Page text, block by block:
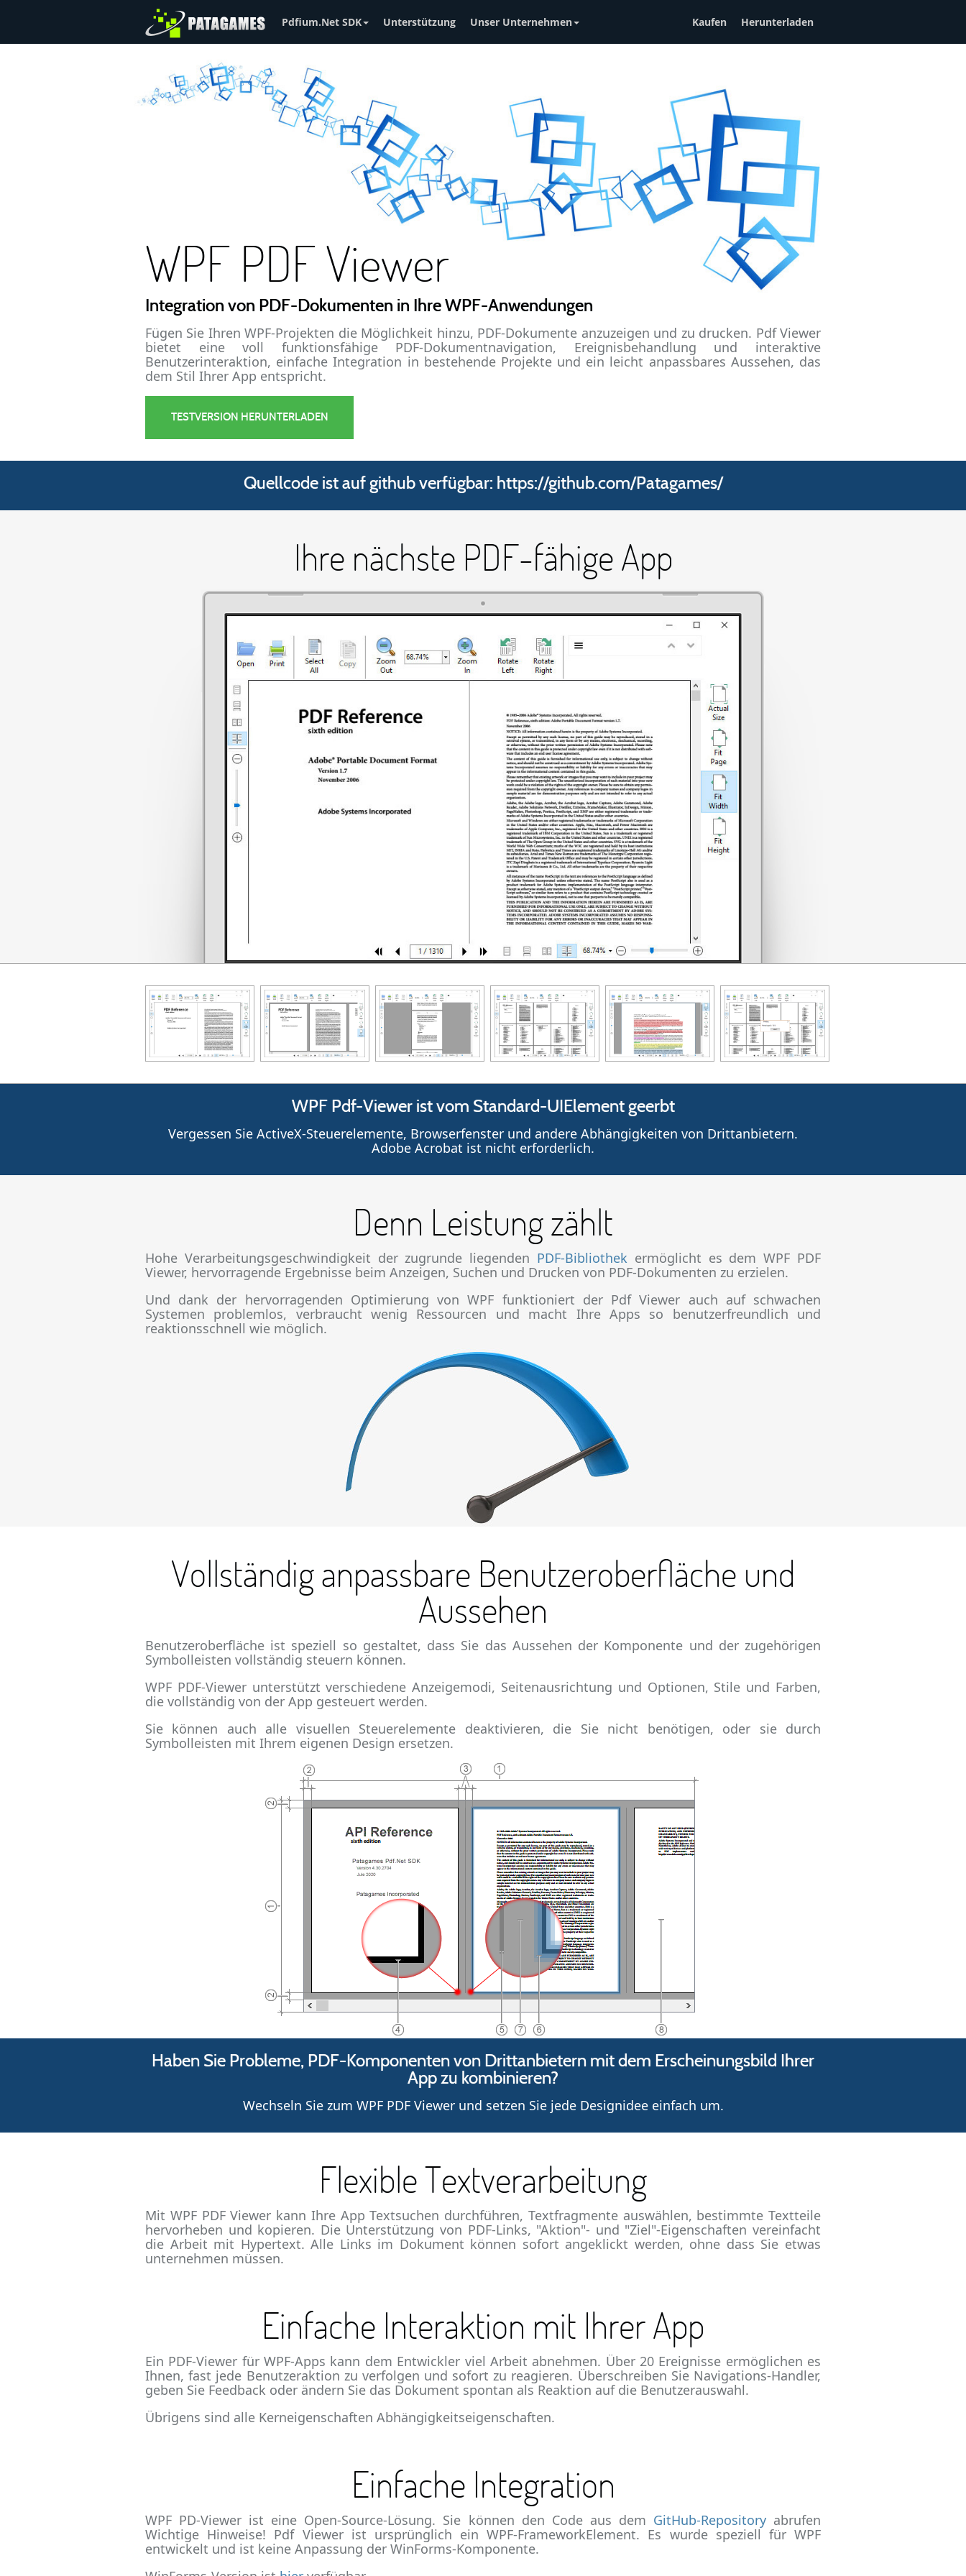
Pdfium.Net SDK Unterstützung Unser Unternehmen Kaufen Herunterladen
WPF PDF Viewer
Integration von PDF-Dokumenten in Ihre WPF-Anwendungen
Fügen Sie Ihren WPF-Projekten die Möglichkeit hinzu, PDF-Dokumente anzuzeigen und zu drucken. Pdf Viewer
bietet eine voll funktionsfähige PDF-Dokumentnavigation, Ereignisbehandlung und interaktive
Benutzerinteraktion, einfache Integration in bestehende Projekte und ein leicht anpassbares Aussehen, das
dem Stil Ihrer App entspricht.
TESTVERSION HERUNTERLADEN
Quellcode ist auf github verfügbar: https://github.com/Patagames/
Ihre nächste PDF-fähige App
WPF Pdf-Viewer ist vom Standard-UIElement geerbt
Vergessen Sie ActiveX-Steuerelemente, Browserfenster und andere Abhängigkeiten von Drittanbietern.
Adobe Acrobat ist nicht erforderlich.
Denn Leistung zählt
Hohe Verarbeitungsgeschwindigkeit der zugrunde liegenden PDF-Bibliothek ermöglicht es dem WPF PDF
Viewer, hervorragende Ergebnisse beim Anzeigen, Suchen und Drucken von PDF-Dokumenten zu erzielen.
Und dank der hervorragenden Optimierung von WPF funktioniert der Pdf Viewer auch auf schwachen
Systemen problemlos, verbraucht wenig Ressourcen und macht Ihre Apps so benutzerfreundlich und
reaktionsschnell wie möglich.
Vollständig anpassbare Benutzeroberfläche und
Aussehen
Benutzeroberfläche ist speziell so gestaltet, dass Sie das Aussehen der Komponente und der zugehörigen
Symbolleisten vollständig steuern können.
WPF PDF-Viewer unterstützt verschiedene Anzeigemodi, Seitenausrichtung und Optionen, Stile und Farben,
die vollständig von der App gesteuert werden.
Sie können auch alle visuellen Steuerelemente deaktivieren, die Sie nicht benötigen, oder sie durch
Symbolleisten mit Ihrem eigenen Design ersetzen.
Haben Sie Probleme, PDF-Komponenten von Drittanbietern mit dem Erscheinungsbild Ihrer
App zu kombinieren?
Wechseln Sie zum WPF PDF Viewer und setzen Sie jede Designidee einfach um.
Flexible Textverarbeitung
Mit WPF PDF Viewer kann Ihre App Textsuchen durchführen, Textfragmente auswählen, bestimmte Textteile
hervorheben und kopieren. Die Unterstützung von PDF-Links, "Aktion"- und "Ziel"-Eigenschaften vereinfacht
die Arbeit mit Hypertext. Alle Links im Dokument können sofort angeklickt werden, ohne dass Sie etwas
unternehmen müssen.
Einfache Interaktion mit Ihrer App
Ein PDF-Viewer für WPF-Apps kann dem Entwickler viel Arbeit abnehmen. Über 20 Ereignisse ermöglichen es
Ihnen, fast jede Benutzeraktion zu verfolgen und sofort zu reagieren. Überschreiben Sie Navigations-Handler,
geben Sie Feedback oder ändern Sie das Dokument spontan als Reaktion auf die Benutzerauswahl.
Übrigens sind alle Kerneigenschaften Abhängigkeitseigenschaften.
Einfache Integration
WPF PD-Viewer ist eine Open-Source-Lösung. Sie können den Code aus dem GitHub-Repositoryabrufen
Wichtige Hinweise! Pdf Viewer ist ursprünglich ein WPF-FrameworkElement. Es wurde speziell für WPF
entwickelt und ist keine Anpassung der WinForms-Komponente.